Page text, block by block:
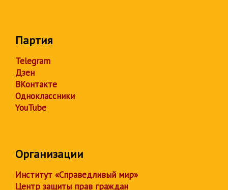
Партия
Telegram
Дзен
ВКонтакте
Одноклассники
YouTube
Организации
Институт «Справедливый мир»
Центр защиты прав граждан